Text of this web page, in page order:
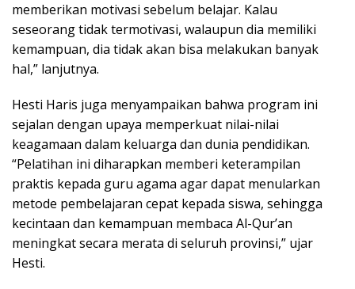
memberikan motivasi sebelum belajar. Kalau
seseorang tidak termotivasi, walaupun dia memiliki
kemampuan, dia tidak akan bisa melakukan banyak
hal,” lanjutnya.
Hesti Haris juga menyampaikan bahwa program ini
sejalan dengan upaya memperkuat nilai-nilai
keagamaan dalam keluarga dan dunia pendidikan.
“Pelatihan ini diharapkan memberi keterampilan
praktis kepada guru agama agar dapat menularkan
metode pembelajaran cepat kepada siswa, sehingga
kecintaan dan kemampuan membaca Al-Qur’an
meningkat secara merata di seluruh provinsi,” ujar
Hesti.